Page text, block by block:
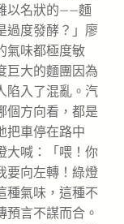
以名狀的——麵
過度發酵？」廖
氣味都極度敏
巨大的麵團因為
陷入了混亂。汽
個方向看，都是
把車停在路中
大喊：「喂！你
要向左轉！綠燈
種氣味，這種不
言不謀而合。